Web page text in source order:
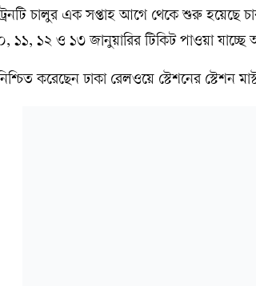
চালুর এক সপ্তাহ আগে থেকে শুরু হয়েছে চার
১২ ও ১৩ জানুয়ারির টিকিট পাওয়া যাচ্ছে
করেছেন ঢাকা রেলওয়ে স্টেশনের স্টেশন